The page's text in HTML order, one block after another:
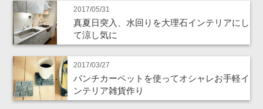
2017/05/31
真夏日突入、水回りを大理石インテリアにし
て涼し気に
2017/03/27
パンチカーペットを使ってオシャレお手軽イ
ンテリア雑貨作り